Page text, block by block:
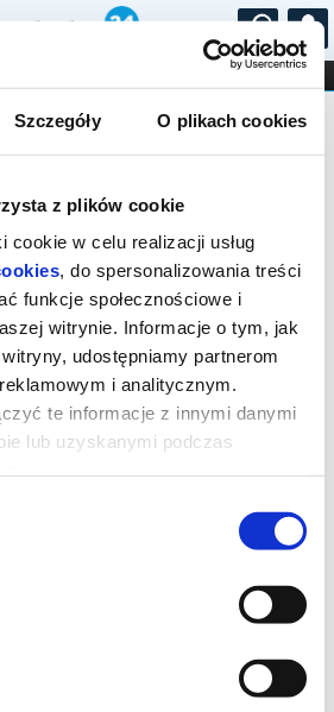
Szczegóły O plikach cookies
z plików cookie
cookie w celu realizacji usług
, do spersonalizowania treści
funkcje społecznościowe i
witrynie. Informacje o tym, jak
udostępniamy partnerom
i analitycznym.
te informacje z innymi danymi
lub uzyskanymi podczas
...
I BALET
STAND-UP
została zakończona,
biletów w kasie.
74 72 lub e-mail: